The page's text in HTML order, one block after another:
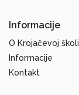
Informacije
O Krojačevoj školi
Informacije
Kontakt